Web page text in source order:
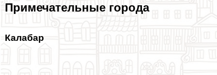
Примечательные города
Калабар